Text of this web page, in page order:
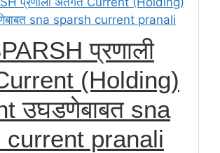
प्रणाली
(Holding)
उघडणेबाबत sna
current pranali